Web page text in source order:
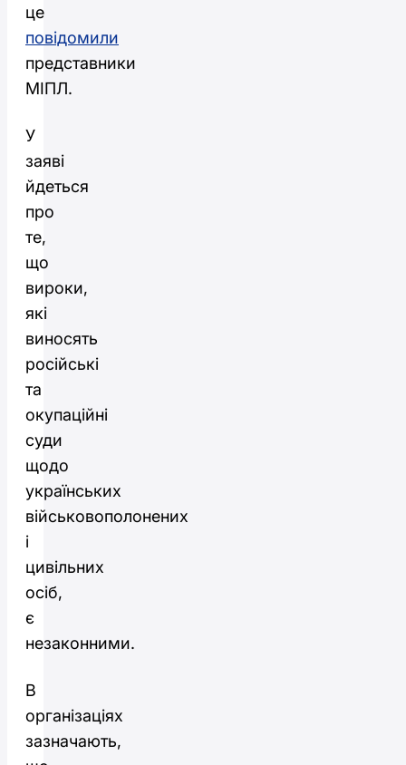
це
повідомили
представники
МІПЛ.
У
заяві
йдеться
про
те,
що
вироки,
які
виносять
російські
та
окупаційні
суди
щодо
українських
військовополонених
і
цивільних
осіб,
є
незаконними.
В
організаціях
зазначають,